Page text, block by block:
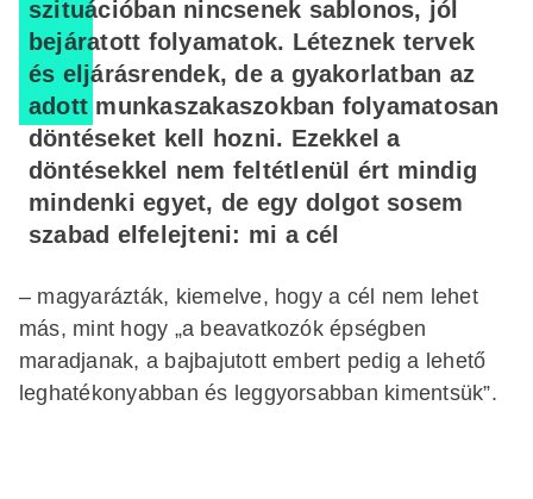
szituációban nincsenek sablonos, jól
bejáratott folyamatok. Léteznek tervek
és eljárásrendek, de a gyakorlatban az
adott munkaszakaszokban folyamatosan
döntéseket kell hozni. Ezekkel a
döntésekkel nem feltétlenül ért mindig
mindenki egyet, de egy dolgot sosem
szabad elfelejteni: mi a cél
– magyarázták, kiemelve, hogy a cél nem lehet
más, mint hogy „a beavatkozók épségben
maradjanak, a bajbajutott embert pedig a lehető
leghatékonyabban és leggyorsabban kimentsük”.